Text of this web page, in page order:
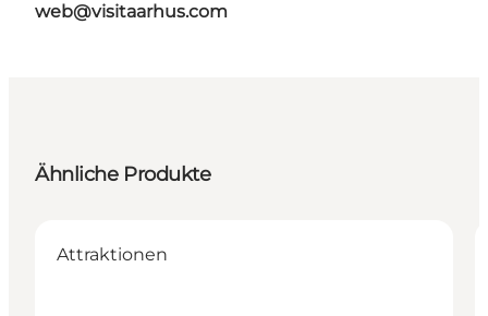
web@visitaarhus.com
Ähnliche Produkte
Attraktionen